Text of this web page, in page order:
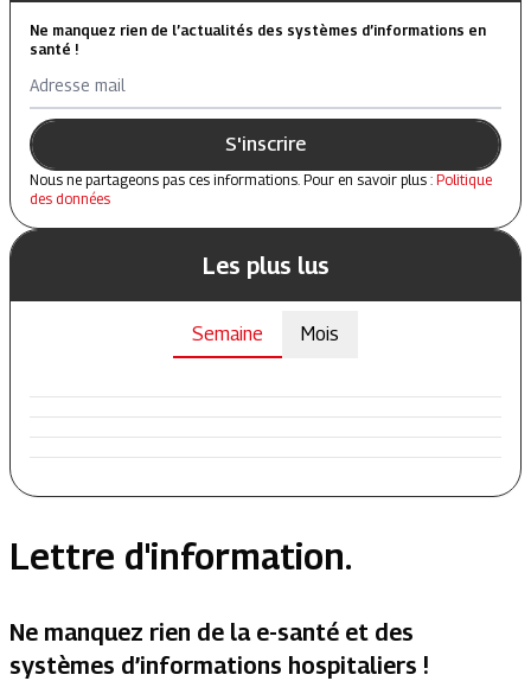
Ne manquez rien de l’actualités des systèmes d’informations en
santé !
Adresse mail
S'inscrire
Nous ne partageons pas ces informations. Pour en savoir plus : Politique
des données
Les plus lus
Semaine Mois
Lettre d'information.
Ne manquez rien de la e-santé et des
systèmes d’informations hospitaliers !